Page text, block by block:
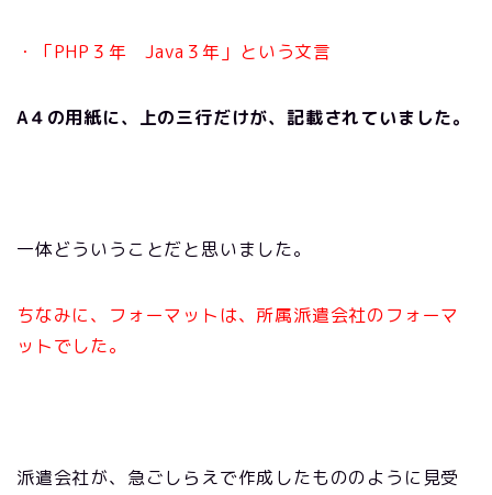
・「PHP３年 Java３年」という文言
A４の用紙に、上の三行だけが、記載されていました。
一体どういうことだと思いました。
ちなみに、フォーマットは、所属派遣会社のフォーマ
ットでした。
派遣会社が、急ごしらえで作成したもののように見受